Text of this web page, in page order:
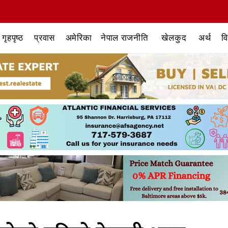
गृहपृष्ठ प्रवास अमेरिका नेपाल राजनीति खेलकुद अर्थ